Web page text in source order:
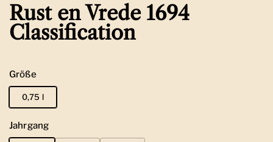
Rust en Vrede 1694
Classification
Größe
0,75 l
Jahrgang